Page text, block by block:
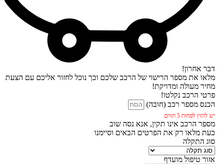
דבר אחרון!
מלאו את מספר הרישוי של הרכב שלכם וכך נוכל לחזור אליכם עם הצעת
מחיר מעולה ומדויקת!
פרטי הרכב נקלטו!
הכנס מספר רכב (חובה)
יש להזין לפחות 5 תווים.
מספר הרכב אינו תקין, אנא נסה שוב
כעת מלאו רק את הפרטים הבאים וסיימנו
סוג התקלה
אזור טיפול מועדף